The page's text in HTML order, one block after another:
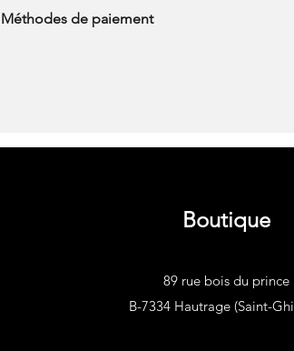
Méthodes de paiement
Boutique
89 rue bois du prince
B-7334 Hautrage (Saint-